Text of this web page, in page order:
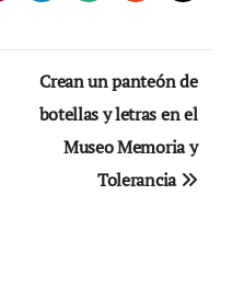
Crean un panteón de
botellas y letras en el
Museo Memoria y
Tolerancia